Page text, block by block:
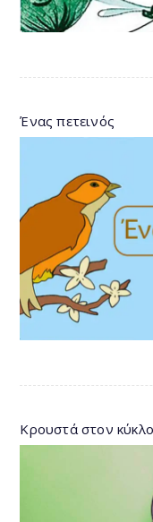
Ένας πετεινός
Κρουστά στον